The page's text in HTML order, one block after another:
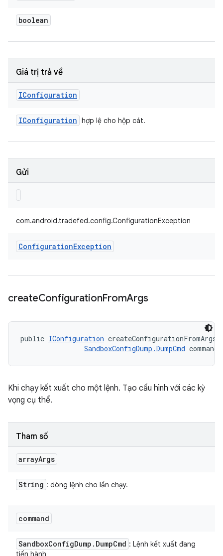
boolean
Giá trị trả về
IConfiguration
IConfiguration hợp lệ cho hộp cát.
Gửi
com.android.tradefed.config.ConfigurationException
ConfigurationException
createConfigurationFromArgs
public IConfiguration
SandboxConfigDump.DumpCmd command)
Khi chạy kết xuất cho một lệnh. Tạo cấu hình với các kỳ
vọng cụ thể.
Tham số
arrayArgs
String : dòng lệnh cho lần chạy.
command
SandboxConfigDump . DumpCmd : Lệnh kết xuất đang
tiến hành